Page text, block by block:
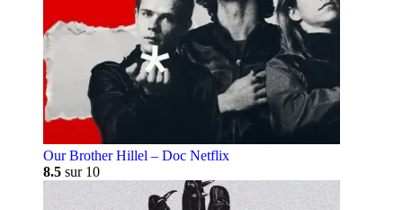
Our Brother Hillel – Doc Netflix
8.5 sur 10